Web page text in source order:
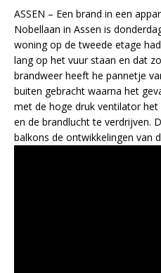
ASSEN – Een brand in een
Nobellaan in Assen is
woning op de tweede etage
lang op het vuur staan en dat
brandweer heeft he pannetje
buiten gebracht waarna het
met de hoge druk ventilator
en de brandlucht te verdrijven.
balkons de ontwikkelingen van